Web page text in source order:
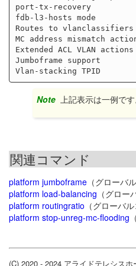
port-tx-recovery
fdb-l3-hosts mode
Routes to
MC address mismatch
Extended ACL VLAN
Jumboframe support
Note 上記表示は一例で
関連コマンド
platform jumboframe （グローバ
platform load-balancing （グロー
platform routingratio （グローバ
platform stop-unreg-mc-flooding
(C) 2020 - 2024 アライドテレシス